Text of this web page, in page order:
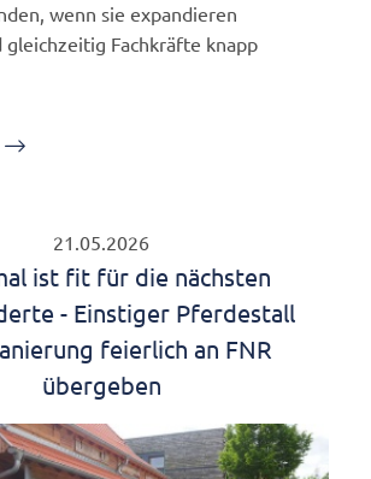
wenn sie expandieren
gleichzeitig Fachkräfte knapp
21.05.2026
ist fit für die nächsten
- Einstiger Pferdestall
feierlich an FNR
übergeben